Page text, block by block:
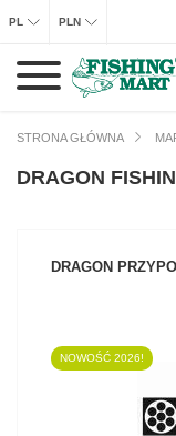
PL PLN
STRONA GŁÓWNA
DRAGON
DRAGON
NOWOŚĆ 2026!